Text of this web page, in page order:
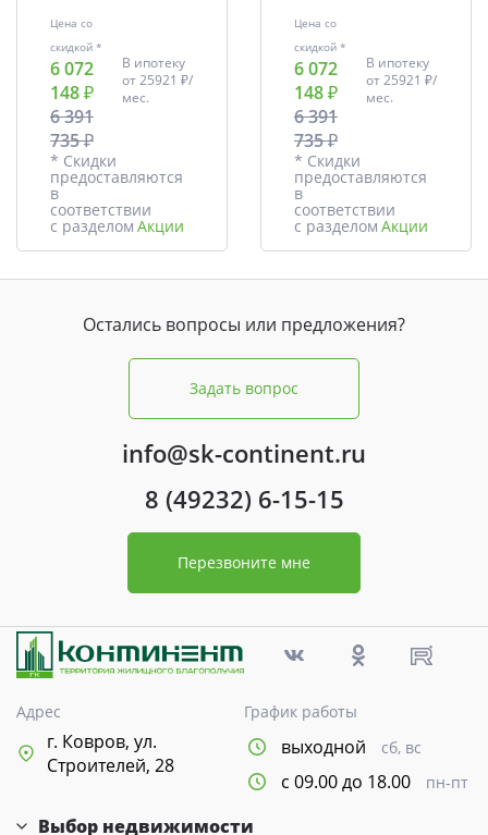
Цена со
скидкой *
6 072
148 ₽
6 391
735 ₽
В ипотеку
от25921 ₽/
мес.
* Скидки
предоставляются
в
соответствии
с разделом Акции
Цена со
скидкой *
6 072
148 ₽
6 391
735 ₽
В ипотеку
от25921 ₽/
мес.
* Скидки
предоставляются
в
соответствии
с разделом Акции
Остались вопросы или предложения?
Задать вопрос
info@sk-continent.ru
8 (49232) 6-15-15
Перезвоните мне
Адрес
г. Ковров, ул.
Строителей, 28
График работы
выходной сб, вс
с 09.00 до 18.00 пн-пт
Выбор недвижимости